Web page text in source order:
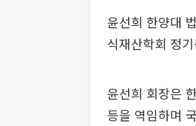
윤선희 한양대
식재산학회 정
윤선희 회장은
등을 역임하며